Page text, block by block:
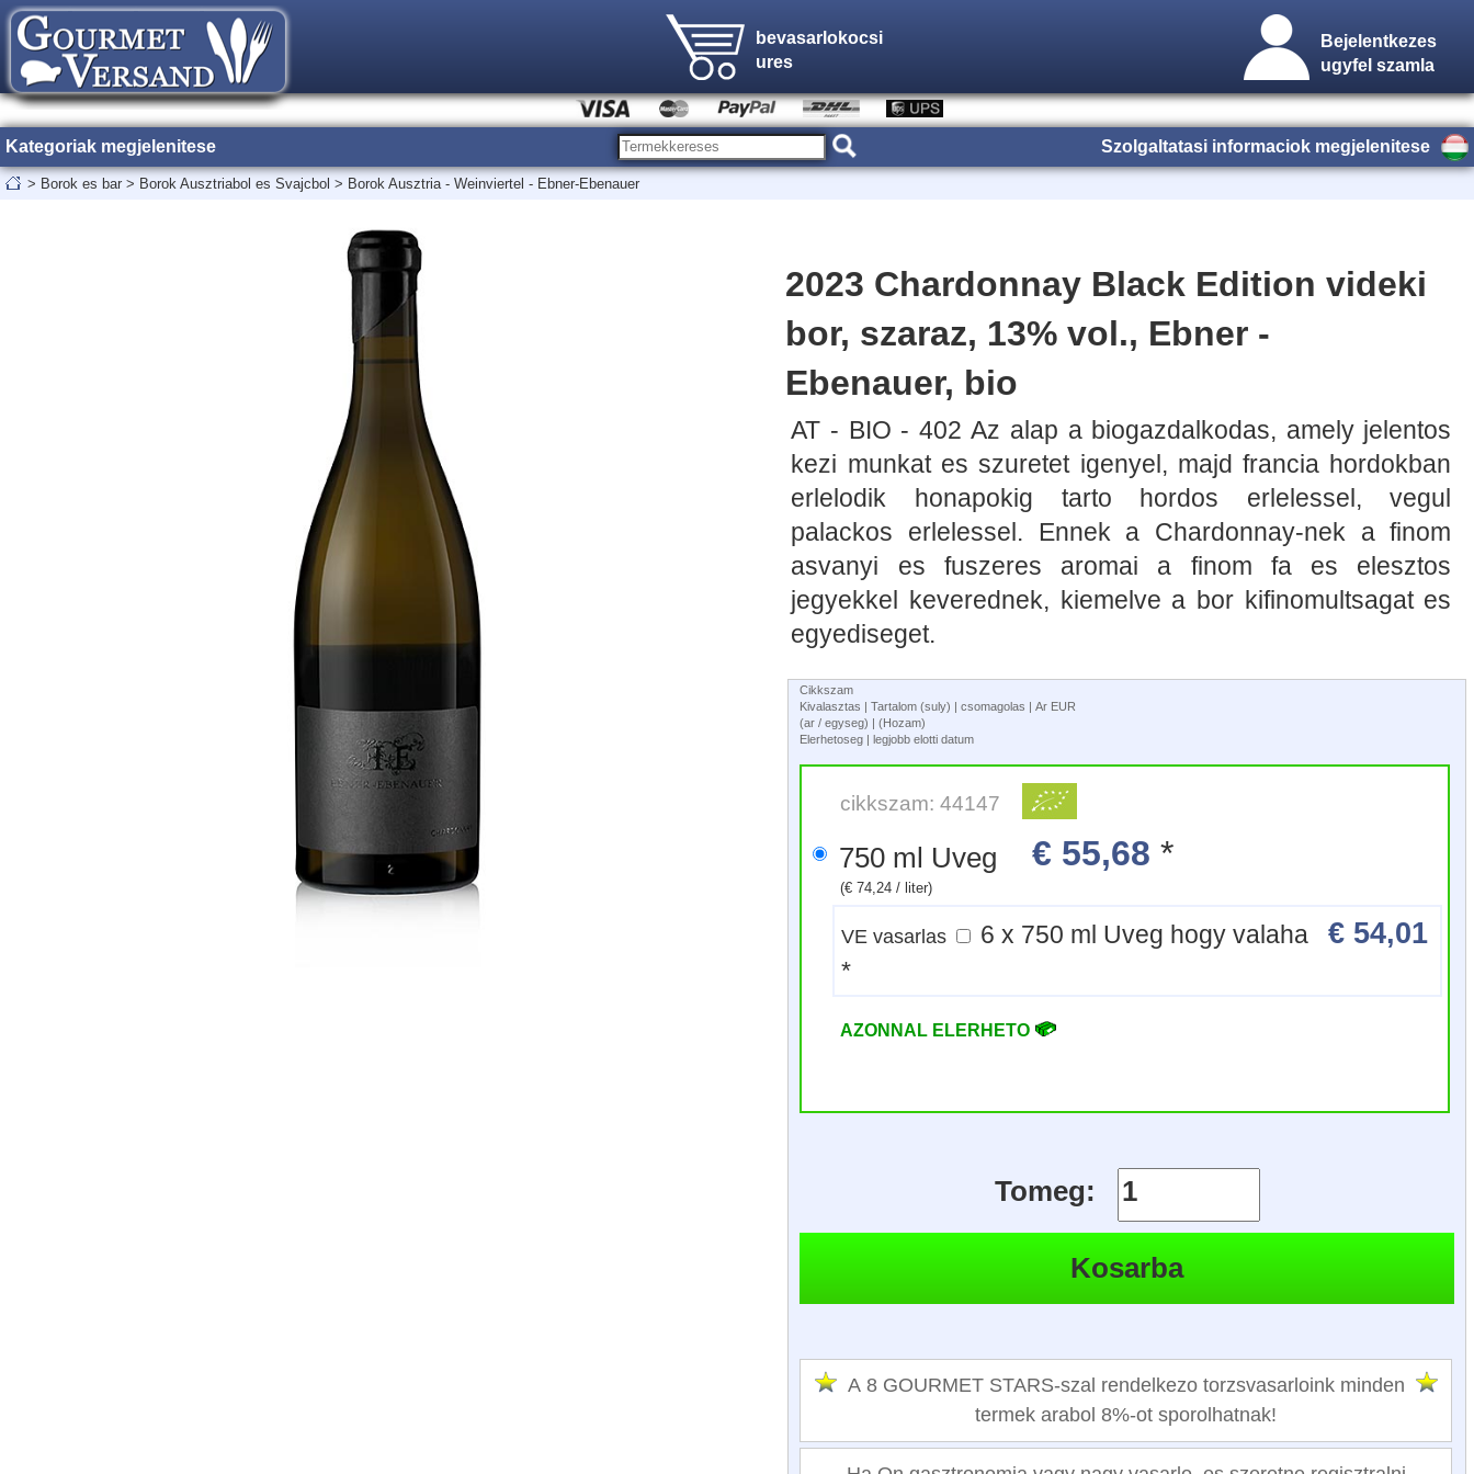
bevasarlokocsi
ures
Bejelentkezes
ugyfel szamla
Kategoriak megjelenitese Szolgaltatasi informaciok megjelenitese
> Borok es bar > Borok Ausztriabol es Svajcbol > Borok Ausztria - Weinviertel - Ebner-Ebenauer
2023 Chardonnay Black Edition videki
bor, szaraz, 13% vol., Ebner -
Ebenauer, bio
AT - BIO - 402 Az alap a biogazdalkodas, amely jelentos
kezi munkat es szuretet igenyel, majd francia hordokban
erlelodik honapokig tarto hordos erlelessel, vegul
palackos erlelessel. Ennek a Chardonnay-nek a finom
asvanyi es fuszeres aromai a finom fa es elesztos
jegyekkel keverednek, kiemelve a bor kifinomultsagat es
egyediseget.
Cikkszam
Kivalasztas | Tartalom (suly) | csomagolas | Ar EUR
(ar / egyseg) | (Hozam)
Elerhetoseg | legjobb elotti datum
cikkszam: 44147
750 ml Uveg € 55,68 *
(€ 74,24 / liter)
VE vasarlas 6 x 750 ml Uveg hogy valaha € 54,01
*
AZONNAL ELERHETO
Tomeg:
A 8 GOURMET STARS-szal rendelkezo torzsvasarloink minden
termek arabol 8%-ot sporolhatnak!